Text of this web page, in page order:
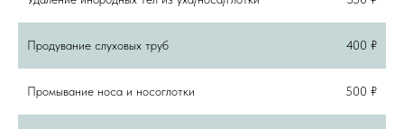
Продувание слуховых труб 400 ₽
Промывание носа и носоглотки 500 ₽